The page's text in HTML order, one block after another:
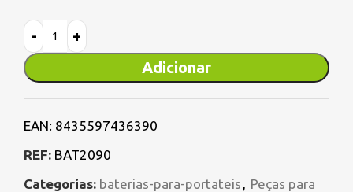
Adicionar
EAN: 8435597436390
REF: BAT2090
Categorias: baterias-para-portateis
Peças para